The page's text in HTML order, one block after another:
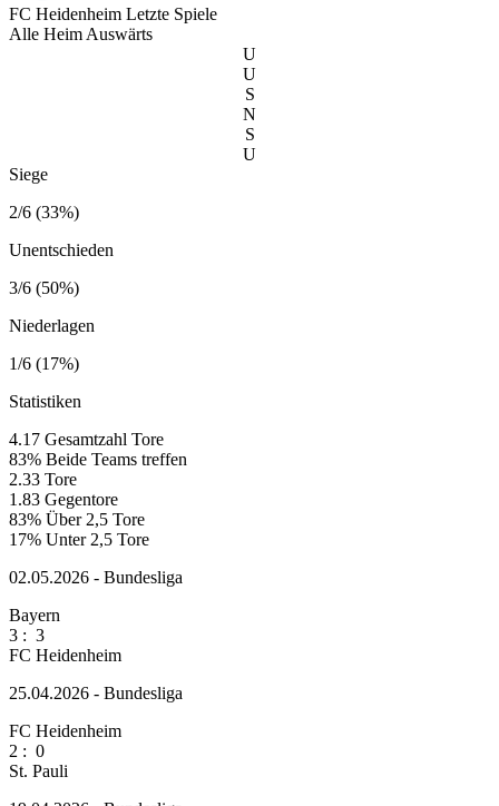
FC Heidenheim Letzte Spiele
Alle Heim Auswärts
U
U
S
N
S
U
Siege
2/6 (33%)
Unentschieden
3/6 (50%)
Niederlagen
1/6 (17%)
Statistiken
4.17 Gesamtzahl Tore
83% Beide Teams treffen
2.33 Tore
1.83 Gegentore
83% Über 2,5 Tore
17% Unter 2,5 Tore
02.05.2026 - Bundesliga
Bayern
3 : 3
FC Heidenheim
25.04.2026 - Bundesliga
FC Heidenheim
2 : 0
St. Pauli